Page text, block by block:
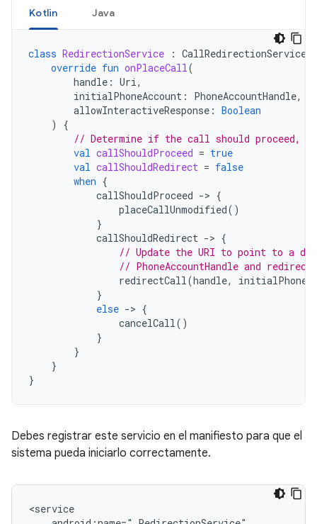
Kotlin Java
class RedirectionService : CallRedirectionService
override fun onPlaceCall(
handle : Uri,
initialPhoneAccount : PhoneAccountHandle,
allowInteractiveResponse : Boolean
)
{
// Determine if the call should proceed,
val callShouldProceed = true
val callShouldRedirect = false
when {
callShouldProceed -> {
placeCallUnmodified()
}
callShouldRedirect -> {
// Update the URI to point to a
// PhoneAccountHandle and redirect.
redirectCall(handle,
}
else -> {
cancelCall()
}
}
}
}
Debes registrar este servicio en el manifiesto para que el
sistema pueda iniciarlo correctamente.